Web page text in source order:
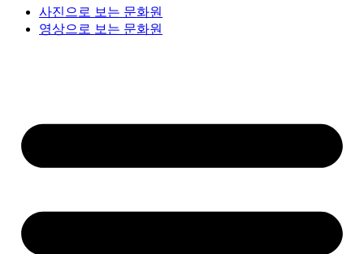
사진으로 보는 문화원
영상으로 보는 문화원